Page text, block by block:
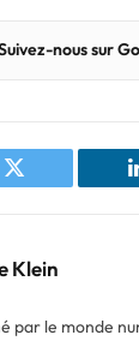
nous sur
Twitter
Klein
par le monde